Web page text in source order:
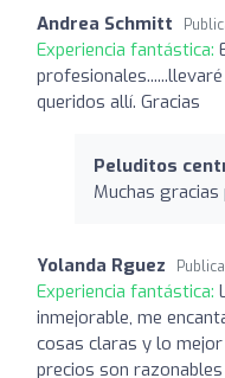
Andrea Schmitt
Experiencia fantástica:
queridos allí. Gracias
Peluditos
Muchas
Yolanda Rguez
Experiencia fantástica:
inmejorable, me
cosas claras y lo
precios son